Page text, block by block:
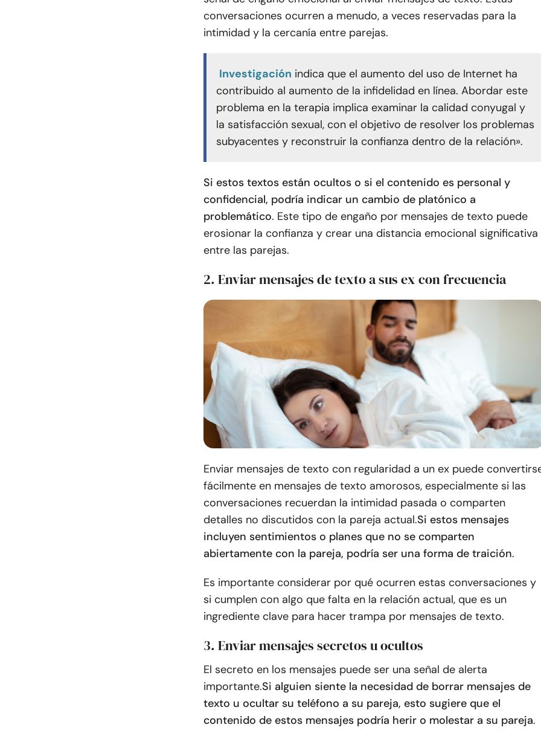
conversaciones ocurren a menudo, a veces reservadas para la
intimidad y la cercanía entre parejas.
Investigación indica que el aumento del uso de Internet ha
contribuido al aumento de la infidelidad en línea. Abordar este
problema en la terapia implica examinar la calidad conyugal y
la satisfacción sexual, con el objetivo de resolver los problemas
subyacentes y reconstruir la confianza dentro de la relación».
Si estos textos están ocultos o si el contenido es personal y
confidencial, podría indicar un cambio de platónico a
problemático. Este tipo de engaño por mensajes de texto puede
erosionar la confianza y crear una distancia emocional significativa
entre las parejas.
2. Enviar mensajes de texto a sus ex con frecuencia
Enviar mensajes de texto con regularidad a un ex puede
fácilmente en mensajes de texto amorosos, especialmente si las
conversaciones recuerdan la intimidad pasada o comparten
detalles no discutidos con la pareja actual.Si estos mensajes
incluyen sentimientos o planes que no se comparten
abiertamente con la pareja, podría ser una forma de traición.
Es importante considerar por qué ocurren estas conversaciones y
si cumplen con algo que falta en la relación actual, que es un
ingrediente clave para hacer trampa por mensajes de texto.
3. Enviar mensajes secretos u ocultos
El secreto en los mensajes puede ser una señal de alerta
importante.Si alguien siente la necesidad de borrar mensajes de
texto u ocultar su teléfono a su pareja, esto sugiere que el
contenido de estos mensajes podría herir o molestar a su pareja.